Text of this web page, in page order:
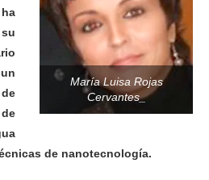
María Luisa Rojas
Cervantes_
de nanotecnología.